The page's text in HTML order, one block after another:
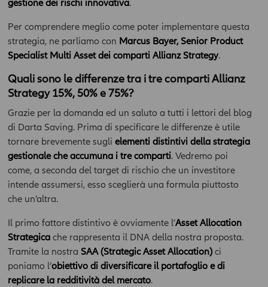
gestione dei rischi innovativa.
Per comprendere meglio come poter implementare questa
strategia, ne parliamo con Marcus Bayer, Senior Product
Specialist Multi Asset dei comparti Allianz Strategy.
Quali sono le differenze tra i tre comparti Allianz
Strategy 15%, 50% e 75%?
Grazie per la domanda ed un saluto a tutti i lettori del blog
di Darta Saving. Prima di specificare le differenze è utile
tornare brevemente sugli elementi distintivi della strategia
gestionale che accumuna i tre comparti. Vedremo poi
come, a seconda del target di rischio che un investitore
intende assumersi, esso sceglierà una formula piuttosto
che un’altra.
Il primo fattore distintivo è ovviamente l’Asset Allocation
Strategicache rappresenta il DNA della nostra proposta.
Tramite la nostra SAA (Strategic Asset Allocation)ci
poniamo l’obiettivo di diversificare il portafoglio e di
replicare la redditività del mercato.